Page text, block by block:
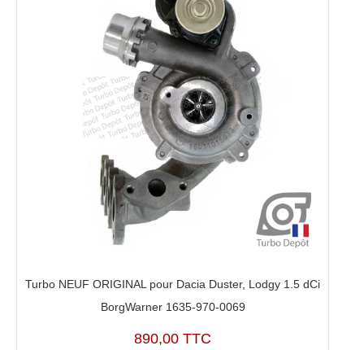
Turbo NEUF ORIGINAL pour Dacia Duster, Lodgy 1.5 dCi
BorgWarner 1635-970-0069
890,00 TTC